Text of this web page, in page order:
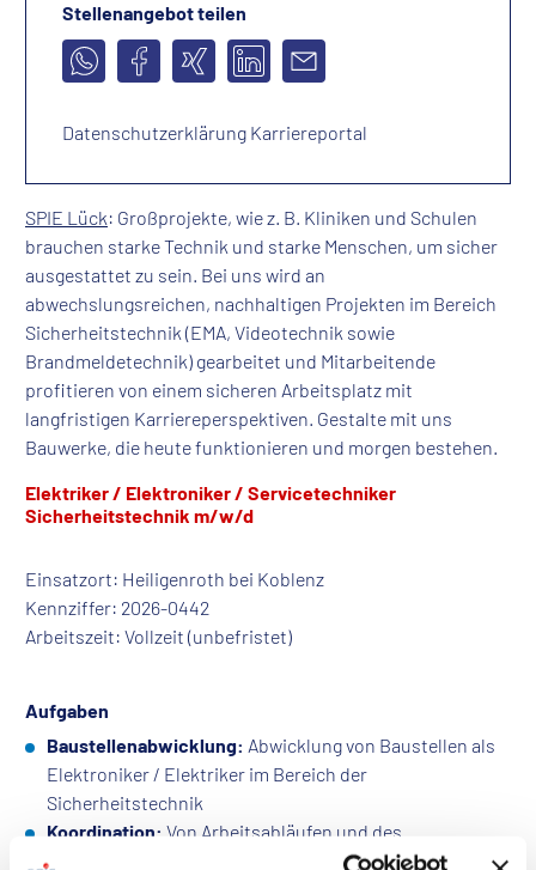
SPIE Lück: Großprojekte, wie z. B. Kliniken und Schulen
brauchen starke Technik und starke Menschen, um sicher
ausgestattet zu sein. Bei uns wird an
abwechslungsreichen, nachhaltigen Projekten im Bereich
Sicherheitstechnik (EMA, Videotechnik sowie
Brandmeldetechnik) gearbeitet und Mitarbeitende
profitieren von einem sicheren Arbeitsplatz mit
langfristigen Karriereperspektiven. Gestalte mit uns
Bauwerke, die heute funktionieren und morgen bestehen.
Elektriker / Elektroniker / Servicetechniker
Sicherheitstechnik m/w/d
Einsatzort: Heiligenroth bei Koblenz
Kennziffer: 2026-0442
Arbeitszeit: Vollzeit (unbefristet)
Aufgaben
Baustellenabwicklung: Abwicklung von Baustellen als
Elektroniker / Elektriker im Bereich der
Sicherheitstechnik
Koordination: Von Arbeitsabläufen und des
Materialeinsatzes vor Ort
Stellenangebot teilen
Datenschutzerklärung Karriereportal